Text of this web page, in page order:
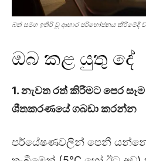
බත් සමග ඉතිරි වූ ආහාර පරිභෝජනය කිරීමේදී
ඔබ කළ යුතු දේ
1. නැවත රත් කිරීමට පෙර
ශීතකරණයේ ගබඩා කරන්න
පර්යේෂණවලින් පෙනී